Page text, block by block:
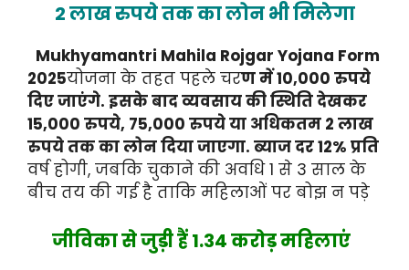
2 लाख रुपये तक का लोन भी मिलेगा
Mukhyamantri Mahila Rojgar Yojana Form
2025योजना के तहत पहले चरण में 10,000 रुपये
दिए जाएंगे. इसके बाद व्यवसाय की स्थिति देखकर
15,000 रुपये, 75,000 रुपये या अधिकतम 2 लाख
रुपये तक का लोन दिया जाएगा. ब्याज दर 12% प्रति
वर्ष होगी, जबकि चुकाने की अवधि 1 से 3 साल के
बीच तय की गई है ताकि महिलाओं पर बोझ न पड़े
जीविका से जुड़ी हैं 1.34 करोड़ महिलाएं